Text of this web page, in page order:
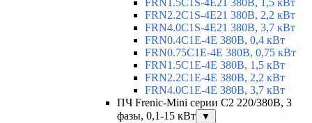
FRN1.5C1S-4E21 380В, 1,5 кВт
FRN2.2C1S-4E21 380В, 2,2 кВт
FRN4.0C1S-4E21 380В, 3,7 кВт
FRN0.4C1E-4E 380В, 0,4 кВт
FRN0.75C1E-4E 380В, 0,75 кВт
FRN1.5C1E-4E 380В, 1,5 кВт
FRN2.2C1E-4E 380В, 2,2 кВт
FRN4.0C1E-4E 380В, 3,7 кВт
ПЧ Frenic-Mini серии С2 220/380В, 3
фазы, 0,1-15 кВт
▼